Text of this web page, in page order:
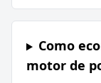
Como
motor de